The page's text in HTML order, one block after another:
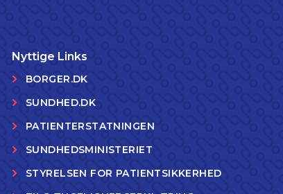
Nyttige Links
BORGER.DK
SUNDHED.DK
PATIENTERSTATNINGEN
SUNDHEDSMINISTERIET
STYRELSEN FOR PATIENTSIKKERHED